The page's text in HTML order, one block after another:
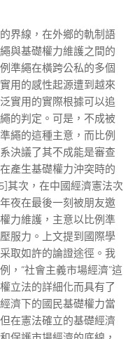
界線，在外鄉的軌制語
與基礎權力維護之間的
準繩在橫跨公私的多個
用的感性起源遭到越來
實用的實際根據可以追
的判定。可是，不成被
繩的這種主意，而比例
決議了其不成能是審查
產生基礎權力沖突時的
其次，在中國經濟憲法次
夜在最後一刻被朋友邀
力維護，主意以比例準
服力。上文提到國際學
取如許的論證途徑。我
，“社會主義市場經濟”這
立法的詳細化而具有了
濟下的國民基礎權力當
在憲法確立的基礎經濟